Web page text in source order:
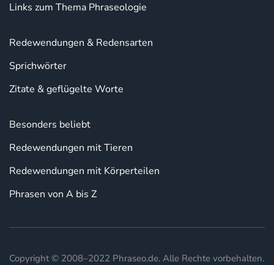
Links zum Thema Phraseologie
Redewendungen & Redensarten
Sprichwörter
Zitate & geflügelte Worte
Besonders beliebt
Redewendungen mit Tieren
Redewendungen mit Körperteilen
Phrasen von A bis Z
Copyright © 2008–2022 Phraseo.de. Alle Rechte vorbehalten.